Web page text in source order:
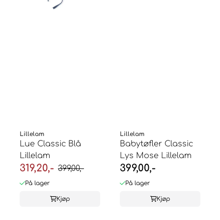
Lillelam
Lue Classic Blå
Lillelam
319,20,- 399,00,-
På lager
Kjøp
Lillelam
Babytøfler Classic
Lys Mose Lillelam
399,00,-
På lager
Kjøp